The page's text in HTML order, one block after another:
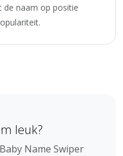
de naam op positie
leuk?
Name Swiper